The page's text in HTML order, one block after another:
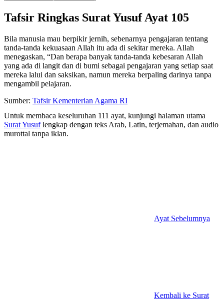
Tafsir Ringkas Surat Yusuf Ayat 105
Bila manusia mau berpikir jernih, sebenarnya pengajaran tentang
tanda-tanda kekuasaan Allah itu ada di sekitar mereka. Allah
menegaskan, “Dan berapa banyak tanda-tanda kebesaran Allah
yang ada di langit dan di bumi sebagai pengajaran yang setiap saat
mereka lalui dan saksikan, namun mereka berpaling darinya tanpa
mengambil pelajaran.
Sumber: Tafsir Kementerian Agama RI
Untuk membaca keseluruhan 111 ayat, kunjungi halaman utama
Surat Yusuflengkap dengan teks Arab, Latin, terjemahan, dan audio
murottal tanpa iklan.
Ayat Sebelumnya
Kembali ke Surat